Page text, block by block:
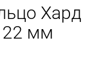
Хард
22 мм